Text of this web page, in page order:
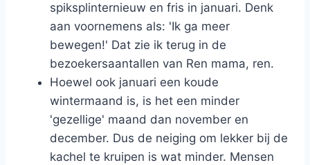
spiksplinternieuw en fris in januari. Denk
aan voornemens als: 'Ik ga meer
bewegen!' Dat zie ik terug in de
bezoekersaantallen van Ren mama, ren.
Hoewel ook januari een koude
wintermaand is, is het een minder
'gezellige' maand dan november en
december. Dus de neiging om lekker bij de
kachel te kruipen is wat minder. Mensen